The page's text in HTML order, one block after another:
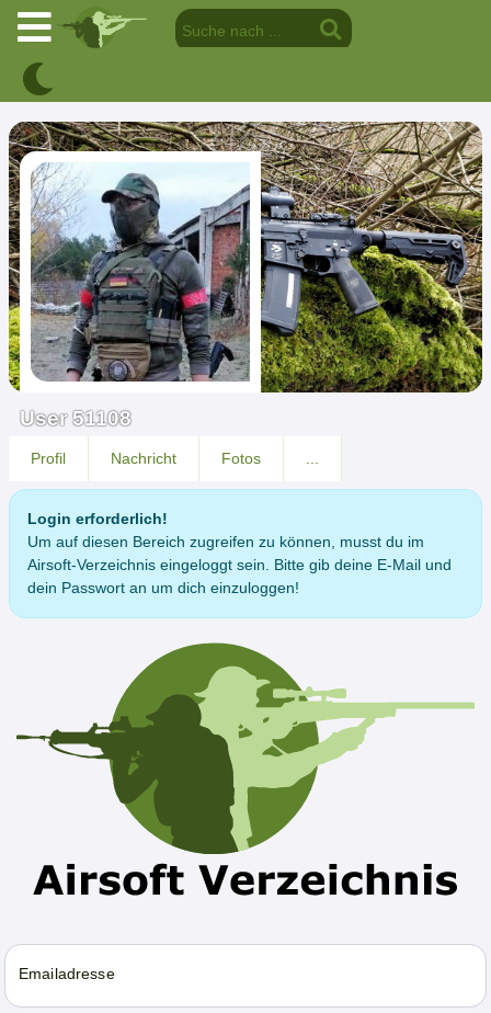
User 51108
Profil Nachricht Fotos
Login erforderlich!
Um auf diesen Bereich zugreifen zu können, musst du im
Airsoft-Verzeichnis eingeloggt sein. Bitte gib deine E-Mail und
dein Passwort an um dich einzuloggen!
Emailadresse